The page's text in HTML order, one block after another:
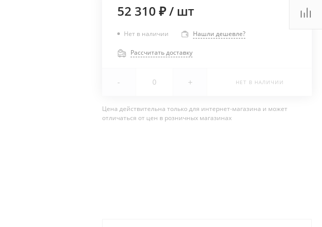
52 310 ₽/ шт
Нет в наличии Нашли дешевле?
Рассчитать доставку
- + НЕТ В НАЛИЧИИ
Цена действительна только для интернет-магазина и может
отличаться от цен в розничных магазинах